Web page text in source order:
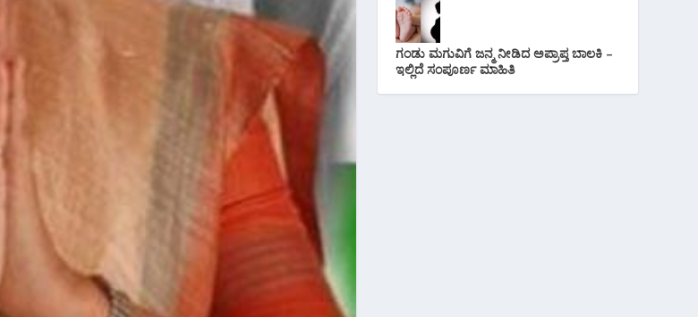
ಗಂಡು ಮಗುವಿಗೆ ಜನ್ಮ ನೀಡಿದ ಅಪ್ರಾಪ್ತ ಬಾಲಕಿ –
ಇಲ್ಲಿದೆ ಸಂಪೂರ್ಣ ಮಾಹಿತಿ